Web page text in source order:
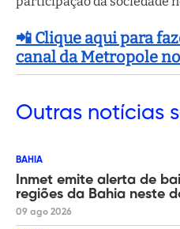
📲 Clique aqui para
canal da Metropole
Outras notícias
BAHIA
Inmet emite alerta de
regiões da Bahia neste
09 ago 2026